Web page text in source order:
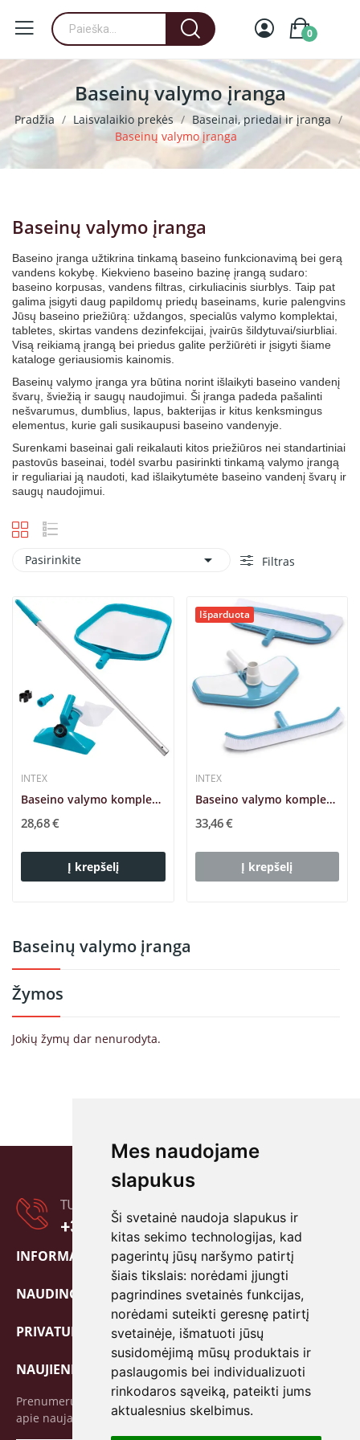
Mes naudojame
slapukus
Ši svetainė naudoja slapukus ir
kitas sekimo technologijas, kad
pagerintų jūsų naršymo patirtį
šiais tikslais: norėdami įjungti
pagrindines svetainės funkcijas,
norėdami suteikti geresnę patirtį
svetainėje, išmatuoti jūsų
susidomėjimą mūsų produktais ir
paslaugomis bei individualizuoti
rinkodaros sąveiką, pateikti jums
aktualesnius skelbimus.
0
Baseinų valymo įranga
Pradžia Laisvalaikio prekės
Baseinai, priedai ir įranga
Baseinų valymo įranga
Baseinų valymo įranga
Žymos
Jokių žymų dar nenurodyta.
Baseinų valymo įranga
Baseino įranga užtikrina tinkamą baseino funkcionavimą bei gerą
vandens kokybę. Kiekvieno baseino bazinę įrangą sudaro:
baseino korpusas, vandens filtras, cirkuliacinis siurblys. Taip pat
galima įsigyti daug papildomų priedų baseinams, kurie palengvins
Jūsų baseino priežiūrą: uždangos, specialūs valymo komplektai,
tabletes, skirtas vandens dezinfekcijai, įvairūs šildytuvai/siurbliai.
Visą reikiamą įrangą bei priedus galite peržiūrėti ir įsigyti šiame
kataloge geriausiomis kainomis.
Baseinų valymo įranga yra būtina norint išlaikyti baseino vandenį
švarų, šviežią ir saugų naudojimui. Ši įranga padeda pašalinti
nešvarumus, dumblius, lapus, bakterijas ir kitus kenksmingus
elementus, kurie gali susikaupusi baseino vandenyje.
Surenkami baseinai gali reikalauti kitos priežiūros nei standartiniai
pastovūs baseinai, todėl svarbu pasirinkti tinkamą valymo įrangą
ir reguliariai ją naudoti, kad išlaikytumėte baseino vandenį švarų ir
saugų naudojimui.
Pasirinkite  Filtras
INTEX
Baseino valymo komplektas Mini 3in1 Intex 28002
28,68 €
Į krepšelį
Išparduota
INTEX
Baseino valymo komplektas Intex 29057
33,46 €
Į krepšelį
TURITE KLAUSIMŲ?
+370 601 80838
INFORMACIJA
NAUDINGA!
PRIVATUMO POLITIKA
NAUJIENLAIŠKIS
Prenumeruokite mūsų naujienlaiškį ir pirmieji sužinokite
apie naujausius pasiūlymus bei specialias akcijas!